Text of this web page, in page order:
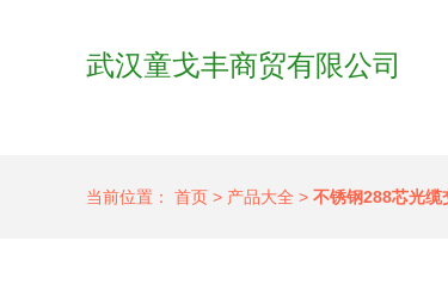
武汉童戈丰商贸有限公司
当前位置： 首页 > 产品大全 > 不锈钢288芯光缆